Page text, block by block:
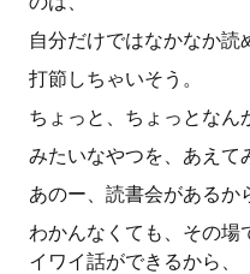
自分だけではなかなか読
打節しちゃいそう。
ちょっと、ちょっとなん
みたいなやつを、あえて
あのー、読書会があるか
わかんなくても、その場
イワイ話ができるから、